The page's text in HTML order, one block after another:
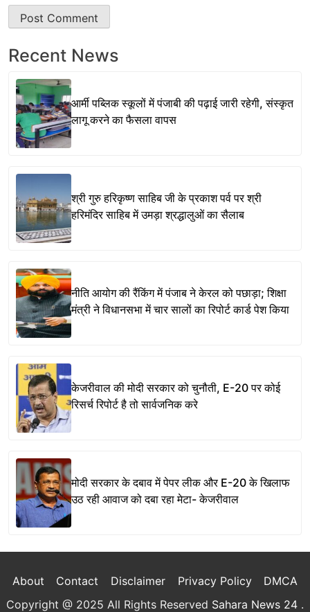
Recent News
आर्मी पब्लिक स्कूलों में पंजाबी की पढ़ाई जारी रहेगी, संस्कृत
लागू करने का फैसला वापस
श्री गुरु हरिकृष्ण साहिब जी के प्रकाश पर्व पर श्री
हरिमंदिर साहिब में उमड़ा श्रद्धालुओं का सैलाब
नीति आयोग की रैंकिंग में पंजाब ने केरल को पछाड़ा; शिक्षा
मंत्री ने विधानसभा में चार सालों का रिपोर्ट कार्ड पेश किया
केजरीवाल की मोदी सरकार को चुनौती, E-20 पर कोई
रिसर्च रिपोर्ट है तो सार्वजनिक करे
मोदी सरकार के दबाव में पेपर लीक और E-20 के खिलाफ
उठ रही आवाज को दबा रहा मेटा- केजरीवाल
About Contact Disclaimer Privacy Policy
DMCA
Copyright @ 2025 All Rights Reserved Sahara News 24 .